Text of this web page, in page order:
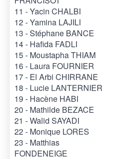
11 - Yacin CHALBI
12 - Yamina LAJILI
13 - Stéphane BANCE
14 - Hafida FADLI
15 - Moustapha THIAM
16 - Laura FOURNIER
17 - El Arbi CHIRRANE
18 - Lucie LANTERNIER
19 - Hacène HABI
20 - Mathilde BEZACE
21 - Walid SAYADI
22 - Monique LORES
23 - Matthias
FONDENEIGE